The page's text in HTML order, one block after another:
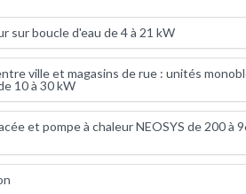
sur boucle d'eau de 4 à 21 kW
ville et magasins de rue : unités
10 à 30 kW
et pompe à chaleur NEOSYS de 200 à